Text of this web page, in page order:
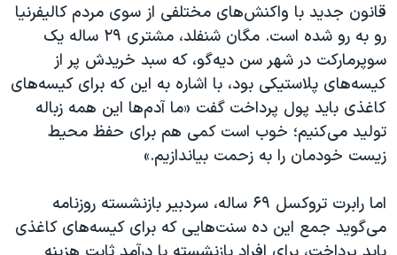
قانون جدید با واکنش‌های مختلفی از سوی مردم کالیفرنیا
رو به رو شده است. مگان شنفلد، مشتری ۲۹ ساله یک
سوپرمارکت در شهر سن دیه‌گو، که سبد خریدش پر از
کیسه‌های پلاستیکی بود، با اشاره به این که برای کیسه‌های
کاغذی باید پول پرداخت گفت «ما آدم‌ها این همه زباله‌
تولید می‌کنیم؛ خوب است کمی هم برای حفظ محیط
زیست خودمان را به زحمت بیاندازیم.»
اما رابرت تروکسل ۶۹ ساله، سردبیر بازنشسته روزنامه
می‌گوید جمع این ده سنت‌هایی که برای کیسه‌های کاغذی